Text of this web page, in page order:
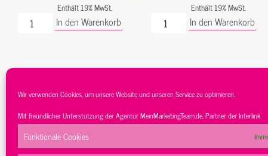
Wir verwenden Cookies, um unsere Website und unseren Service zu optimieren.
Mit freundlicher Unterstützung der AgenturMeinMarketingTeam.de, Partner derInterlink
Funktionale Cookies
Enthält 19% MwSt.
In den Warenkorb
Enthält 19% MwSt.
In den Warenkorb